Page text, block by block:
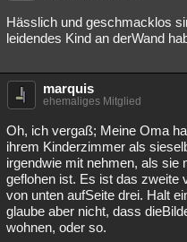
Hässlich und geschmacklos
leidendes Kind an derWand
marquis
ehemaliges Mitglied
Oh, ich vergaß; Meine Oma
ihrem Kinderzimmer als
irgendwie mit nehmen, als sie
geflohen ist. Es ist das zweite
von unten aufSeite drei. Halt
glaube aber nicht, dass
wohnen, oder so.